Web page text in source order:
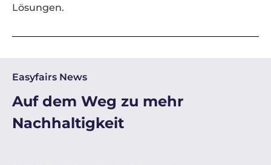
Lösungen.
Easyfairs News
Auf dem Weg zu mehr
Nachhaltigkeit